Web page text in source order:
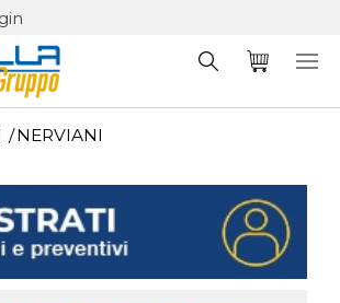
/NERVIANI